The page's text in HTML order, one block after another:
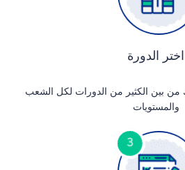
اختر الدورة
من بين الكثير من الدورات لكل الشعب
والمستويات